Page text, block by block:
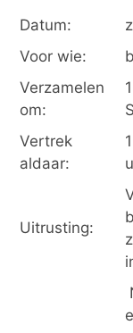
Datum:
Voor wie:
Verzamelen
om:
Vertrek
aldaar:
Uitrusting: